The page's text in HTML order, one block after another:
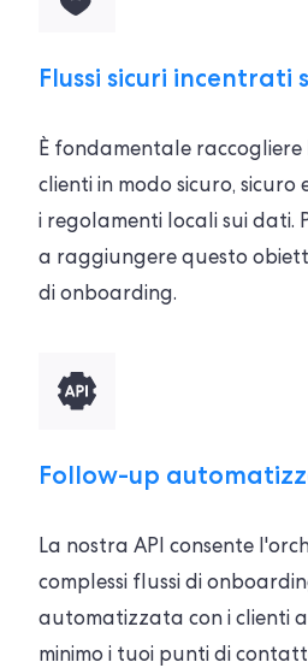
Flussi sicuri incentrati
È fondamentale raccogliere
clienti in modo sicuro, sicuro
i regolamenti locali sui dati.
a raggiungere questo
di onboarding.
Follow-up
La nostra API consente
complessi flussi di
automatizzata con i clienti
minimo i tuoi punti di